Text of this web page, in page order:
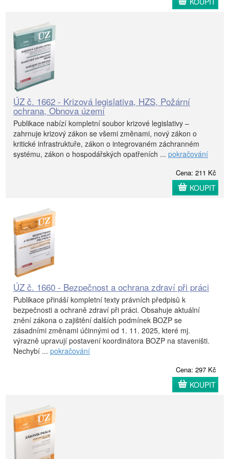
ÚZ č. 1662 - Krizová legislativa, HZS, Požární
ochrana, Obnova území
Publikace nabízí kompletní soubor krizové legislativy –
zahrnuje krizový zákon se všemi změnami, nový zákon o
kritické infrastruktuře, zákon o integrovaném záchranném
systému, zákon o hospodářských opatřeních ... pokračování
Cena: 211 Kč
KOUPIT
ÚZ č. 1660 - Bezpečnost a ochrana zdraví při práci
Publikace přináší kompletní texty právních předpisů k
bezpečnosti a ochraně zdraví při práci. Obsahuje aktuální
znění zákona o zajištění dalších podmínek BOZP se
zásadními změnami účinnými od 1. 11. 2025, které mj.
výrazně upravují postavení koordinátora BOZP na staveništi.
Nechybí ... pokračování
Cena: 297 Kč
KOUPIT